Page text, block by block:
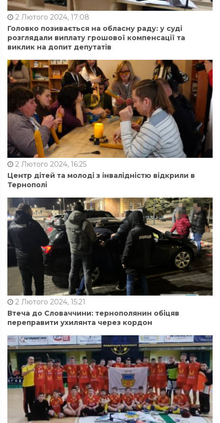
2 Лютого 2024, 17:08
Головко позивається на обласну раду: у суді
розглядали виплату грошової компенсації та
виклик на допит депутатів
2 Лютого 2024, 16:25
Центр дітей та молоді з інвалідністю відкрили в
Тернополі
2 Лютого 2024, 15:21
Втеча до Словаччини: тернополянин обіцяв
переправити ухилянта через кордон